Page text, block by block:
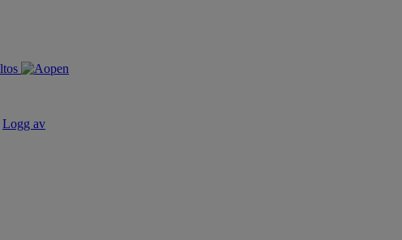
Logg av